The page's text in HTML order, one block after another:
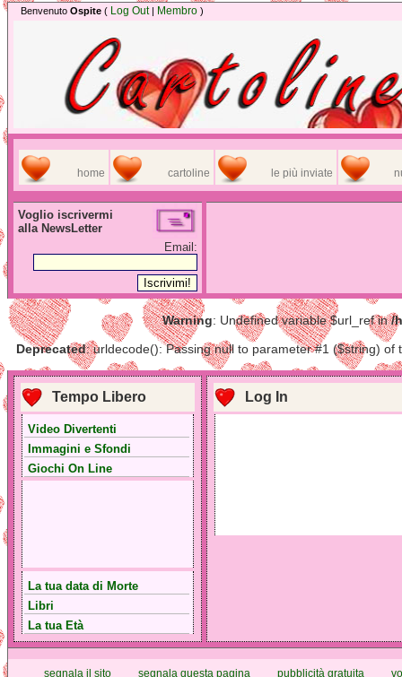
Benvenuto Ospite ( Log Out| Membro )
home cartoline le più inviate
Voglio iscrivermi
alla NewsLetter
Email:
Warning: Undefined variable $url_ref in/
Deprecated: urldecode(): Passing null to parameter #1 ($string)
Tempo Libero
Video Divertenti
Immagini e Sfondi
Giochi On Line
La tua data di Morte
Libri
La tua Età
Log In
segnala il sito segnala questa pagina pubblicità gratuita